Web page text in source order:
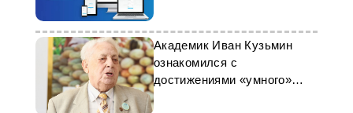
Академик Иван Кузьмин
ознакомился с
достижениями «умного»
города Аркадаг